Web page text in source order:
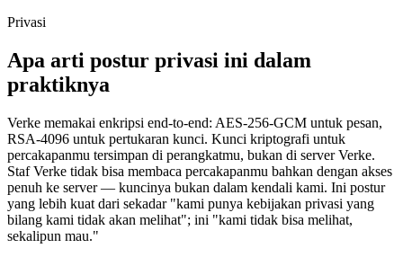
Privasi
Apa arti postur privasi ini dalam
praktiknya
Verke memakai enkripsi end-to-end: AES-256-GCM untuk pesan,
RSA-4096 untuk pertukaran kunci. Kunci kriptografi untuk
percakapanmu tersimpan di perangkatmu, bukan di server Verke.
Staf Verke tidak bisa membaca percakapanmu bahkan dengan akses
penuh ke server — kuncinya bukan dalam kendali kami. Ini postur
yang lebih kuat dari sekadar "kami punya kebijakan privasi yang
bilang kami tidak akan melihat"; ini "kami tidak bisa melihat,
sekalipun mau."